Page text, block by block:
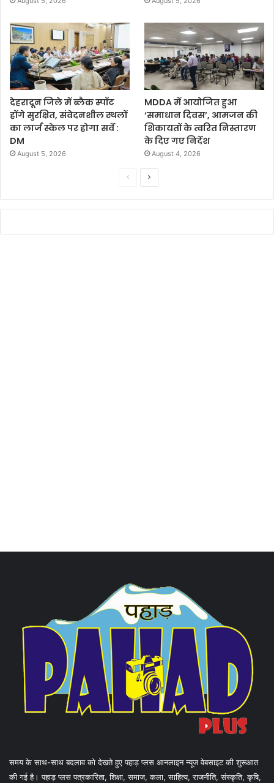
देहरादून जिले में ब्लैक स्पॉट
होंगे सुरक्षित, संवेदनशील स्थलों
का लार्ज स्केल पर होगा सर्वे :
DM
August 5, 2026
MDDA में आयोजित हुआ
‘समाधान दिवस’, आमजन की
शिकायतों के त्वरित निस्तारण
के दिए गए निर्देश
August 4, 2026
e
x
समय के साथ-साथ बदलाव को देखते हुए पहाड़ प्लस आनलाइन न्यूज वेबसाइट की शुरूआत
की गई है। पहाड़ प्लस पत्रकारिता, शिक्षा, समाज, कला, साहित्य, राजनीति, संस्कृति, कृषि,